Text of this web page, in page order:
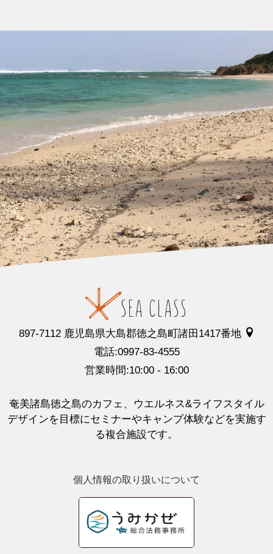
897-7112 鹿児島県大島郡徳之島町諸田1417番地
電話:0997-83-4555
営業時間:10:00 - 16:00
奄美諸島徳之島のカフェ、ウエルネス&ライフスタイル
デザインを目標にセミナーやキャンプ体験などを実施す
る複合施設です。
個人情報の取り扱いについて